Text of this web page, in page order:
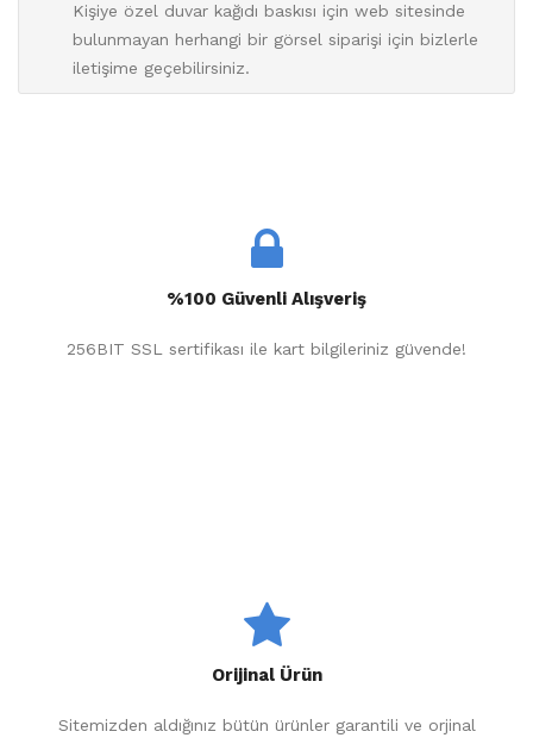
Kişiye özel duvar kağıdı baskısı için web sitesinde
bulunmayan herhangi bir görsel siparişi için bizlerle
iletişime geçebilirsiniz.
%100 Güvenli Alışveriş
256BIT SSL sertifikası ile kart bilgileriniz güvende!
Orijinal Ürün
Sitemizden aldığınız bütün ürünler garantili ve orjinal